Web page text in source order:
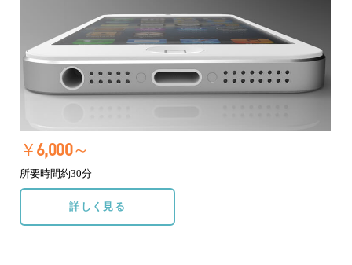
￥6,000～
所要時間約30分
詳しく見る